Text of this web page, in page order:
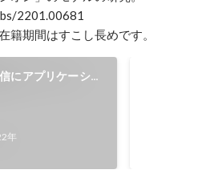
2201.00681
籍期間はすこし長めです。
にアプリケーショ
年